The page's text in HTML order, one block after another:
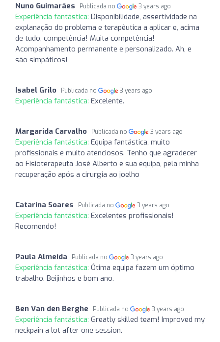
Nuno Guimarães Publicada no 3 years ago
Experiência fantástica: Disponibilidade, assertividade na
explanação do problema e terapêutica a aplicar e, acima
de tudo, competência! Muita competência!
Acompanhamento permanente e personalizado. Ah, e
são simpáticos!
Isabel Grilo Publicada no 3 years ago
Experiência fantástica: Excelente.
Margarida Carvalho Publicada no 3 years ago
Experiência fantástica: Equipa fantástica, muito
profissionais e muito atenciosos. Tenho que agradecer
ao Fisioterapeuta José Alberto e sua equipa, pela minha
recuperação após a cirurgia ao joelho
Catarina Soares Publicada no 3 years ago
Experiência fantástica: Excelentes profissionais!
Recomendo!
Paula Almeida Publicada no 3 years ago
Experiência fantástica: Ótima equipa fazem um óptimo
trabalho. Beijinhos e bom ano.
Ben Van den Berghe Publicada no 3 years ago
Experiência fantástica: Greatly skilled team! Improved my
neckpain a lot after one session.